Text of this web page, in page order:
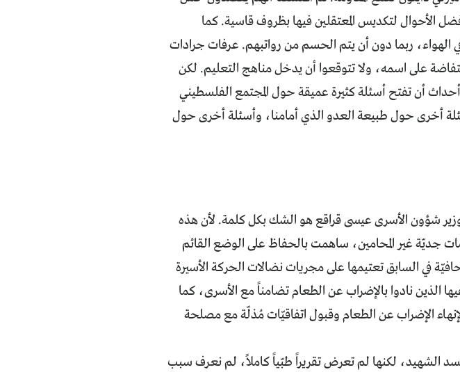
الأحوال لتكديس المعتقلين فيها بظروف قاسية. كما
الهواء، ربما دون أن يتم الحسم من رواتبهم. عرفات جرادات
على اسمه، ولا تتوقعوا أن يدخل مناهج التعليم. لكن
أن تفتح أسئلة كثيرة عميقة حول المجتمع الفلسطيني
أخرى حول طبيعة العدو الذي أمامنا، وأسئلة أخرى حول
شؤون الأسرى عيسى قراقع هو الشك بكل كلمة. لأن هذه
جديّة غير المحامين، ساهمت بالحفاظ على الوضع القائم
في السابق تعتيمها على مجريات نضالات الحركة الأسيرة
الذين نادوا بالإضراب عن الطعام تضامناً مع الأسرى، كما
الإضراب عن الطعام وقبول اتفاقيّات مُذلّة مع مصلحة
الشهيد، لكنها لم تعرض تقريراً طبّياً كاملاً، لم نعرف سبب